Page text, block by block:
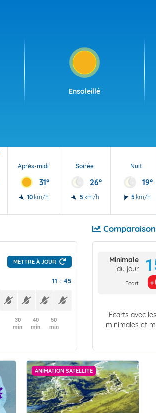
Ensoleillé
Après-midi
31°
10 km/h
Soirée
26°
5 km/h
Nuit
19°
5 km/h
METTRE À JOUR
11 : 45
30
min
40
min
50
min
Minimale
du jour
Ecart
Écarts avec
minimales et
ANIMATION SATELLITE